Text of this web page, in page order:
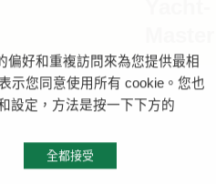
偏好和重複訪問來為您提供最相
示您同意使用所有 cookie。您也
設定，方法是按一下下方的
全都接受